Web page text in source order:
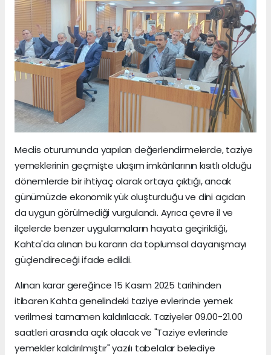
Meclis oturumunda yapılan değerlendirmelerde, taziye
yemeklerinin geçmişte ulaşım imkânlarının kısıtlı olduğu
dönemlerde bir ihtiyaç olarak ortaya çıktığı, ancak
günümüzde ekonomik yük oluşturduğu ve dini açıdan
da uygun görülmediği vurgulandı. Ayrıca çevre il ve
ilçelerde benzer uygulamaların hayata geçirildiği,
Kahta'da alınan bu kararın da toplumsal dayanışmayı
güçlendireceği ifade edildi.
Alınan karar gereğince 15 Kasım 2025 tarihinden
itibaren Kahta genelindeki taziye evlerinde yemek
verilmesi tamamen kaldırılacak. Taziyeler 09.00-21.00
saatleri arasında açık olacak ve "Taziye evlerinde
yemekler kaldırılmıştır" yazılı tabelalar belediye